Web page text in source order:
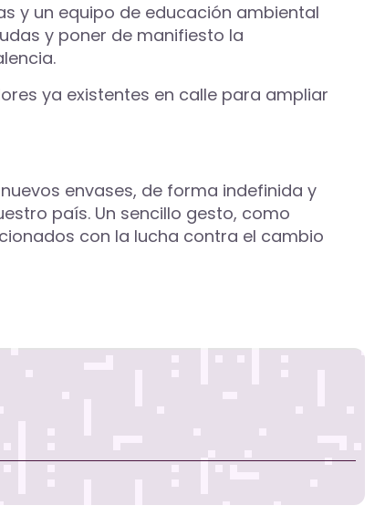
y un equipo de educación ambiental
y poner de manifiesto la
ya existentes en calle para ampliar
envases, de forma indefinida y
país. Un sencillo gesto, como
con la lucha contra el cambio